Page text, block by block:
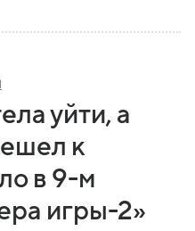
уйти, а
к
в 9-м
игры-2»